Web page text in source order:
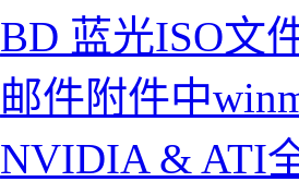
BD 蓝光ISO文
邮件附件中
NVIDIA & ATI